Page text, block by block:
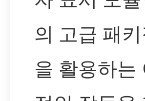
의 고급 패
을 활용하는